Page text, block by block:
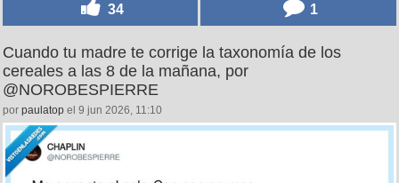
34 1
Cuando tu madre te corrige la taxonomía de los
cereales a las 8 de la mañana, por
@NOROBESPIERRE
por paulatop el 9 jun 2026, 11:10